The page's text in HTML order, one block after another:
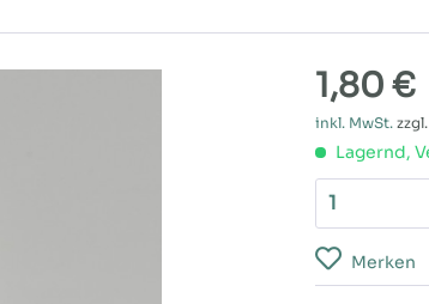
1,80 €
inkl. MwSt.
Lagernd,
Merken